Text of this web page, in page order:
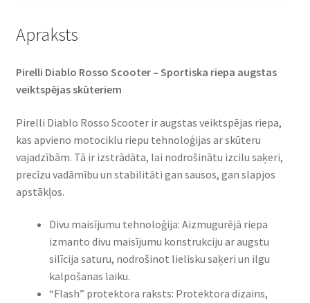
Apraksts
Pirelli Diablo Rosso Scooter – Sportiska riepa augstas
veiktspējas skūteriem
Pirelli Diablo Rosso Scooter ir augstas veiktspējas riepa,
kas apvieno motociklu riepu tehnoloģijas ar skūteru
vajadzībām. Tā ir izstrādāta, lai nodrošinātu izcilu saķeri,
precīzu vadāmību un stabilitāti gan sausos, gan slapjos
apstākļos.
Divu maisījumu tehnoloģija: Aizmugurējā riepa
izmanto divu maisījumu konstrukciju ar augstu
silīcija saturu, nodrošinot lielisku saķeri un ilgu
kalpošanas laiku.
“Flash” protektora raksts: Protektora dizains,